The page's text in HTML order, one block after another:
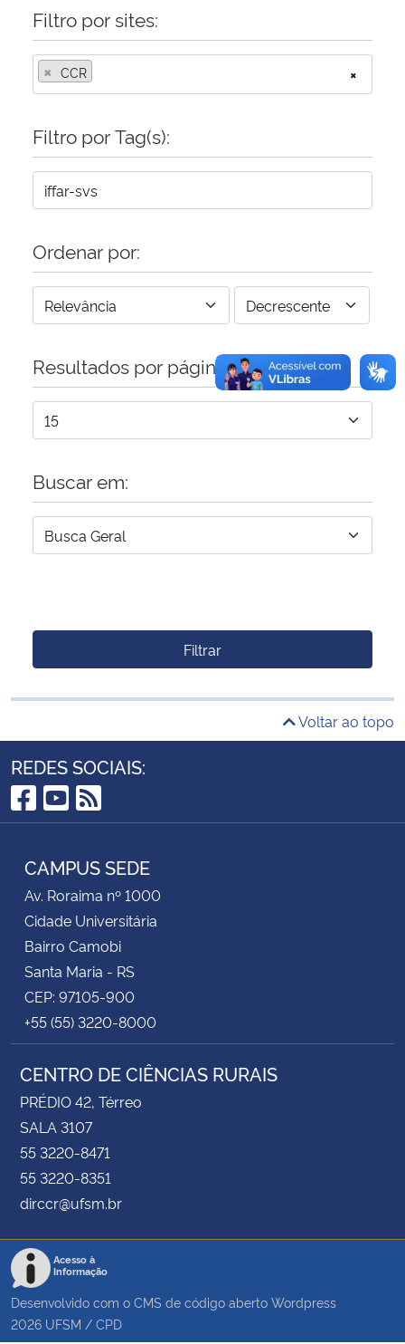
Ministério do Desenvolvimento Regional
Controladoria-Geral da União
Secretaria-Geral
Gabinete de Segurança Institucional
Advocacia-Geral da União
Banco Central do Brasil
Planalto
Filtro por sites:
×
× CCR
Filtro por Tag(s):
Ordenar por:
Resultados por página:
Buscar em:
Filtrar
Voltar ao topo
REDES SOCIAIS:
Facebook
YouTube
RSS
CAMPUS SEDE
Av. Roraima nº 1000
Cidade Universitária
Bairro Camobi
Santa Maria - RS
CEP: 97105-900
+55 (55) 3220-8000
CENTRO DE CIÊNCIAS RURAIS
PRÉDIO 42, Térreo
SALA 3107
55 3220-8471
55 3220-8351
dirccr@ufsm.br
Acesso à
Informação
Desenvolvido com o CMS de código aberto Wordpress
2026 UFSM / CPD